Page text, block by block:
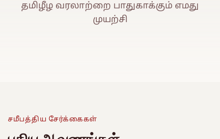
தமிழீழ வரலாற்றை பாதுகாக்கும் எமது
முயற்சி
Watch Promo Video
சமீபத்திய சேர்க்கைகள்